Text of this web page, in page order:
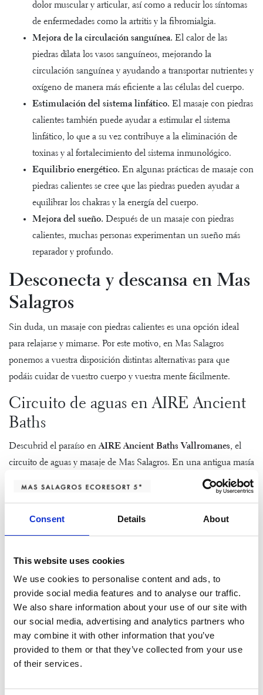
Consent Details About
This website uses cookies
We use cookies to personalise content and ads, to
provide social media features and to analyse our traffic.
We also share information about your use of our site with
our social media, advertising and analytics partners who
may combine it with other information that you’ve
provided to them or that they’ve collected from your use
of their services.
dolor muscular y articular, así como a reducir los síntomas
de enfermedades como la artritis y la fibromialgia.
Mejora de la circulación sanguínea. El calor de las
piedras dilata los vasos sanguíneos, mejorando la
circulación sanguínea y ayudando a transportar nutrientes y
oxígeno de manera más eficiente a las células del cuerpo.
Estimulación del sistema linfático. El masaje con piedras
calientes también puede ayudar a estimular el sistema
linfático, lo que a su vez contribuye a la eliminación de
toxinas y al fortalecimiento del sistema inmunológico.
Equilibrio energético. En algunas prácticas de masaje con
piedras calientes se cree que las piedras pueden ayudar a
equilibrar los chakras y la energía del cuerpo.
Mejora del sueño. Después de un masaje con piedras
calientes, muchas personas experimentan un sueño más
reparador y profundo.
Desconecta y descansa en Mas
Salagros
Sin duda, un masaje con piedras calientes es una opción ideal
para relajarse y mimarse. Por este motivo, en Mas Salagros
ponemos a vuestra disposición distintas alternativas para que
podáis cuidar de vuestro cuerpo y vuestra mente fácilmente.
Circuito de aguas en AIRE Ancient
Baths
Descubrid el paraíso enAIRE Ancient Baths Vallromanes, el
circuito de aguas y masaje de Mas Salagros. En una antigua masía
del siglo XV, envueltos por la luz de las velas, tendréis la
experimentar la tranquilidad más absoluta.
Cena romántica con menú
degustación
es clave en cada aspecto de nuestro EcoResort.
Por ello, os invitamos a experimentar nuestra gastronomía 100 %
ecológica, enfocada en los tiempos de la naturaleza, con elmenú
degustación del Restaurante 1497
Asimismo, también os proponemos visitar elStella Bar, donde